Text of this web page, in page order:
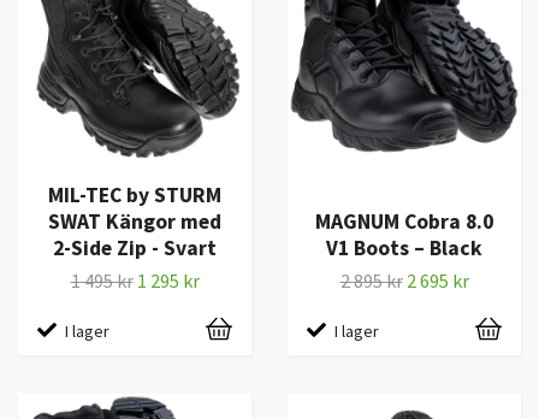
MIL-TEC by STURM
SWAT Kängor med
2-Side Zip - Svart
1 495 kr 1 295 kr
I lager
MAGNUM Cobra 8.0
V1 Boots – Black
2 895 kr 2 695 kr
I lager